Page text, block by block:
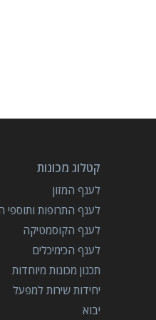
קטלוג מכונות
לענף המזון
לענף התרופות ותוספי
לענף הקוסמטיקה
לענף הכימיכלים
תכנון מכונות מיוחדות
יחידות שירות למפעל
יבוא